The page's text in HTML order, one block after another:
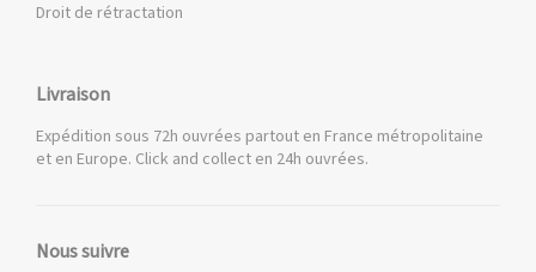
Droit de rétractation
Livraison
Expédition sous 72h ouvrées partout en France métropolitaine
et en Europe. Click and collect en 24h ouvrées.
Nous suivre